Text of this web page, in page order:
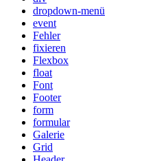
dropdown-menü
event
Fehler
fixieren
Flexbox
float
Font
Footer
form
formular
Galerie
Grid